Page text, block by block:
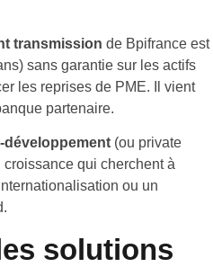
transmission de Bpifrance est
sans garantie sur les actifs
les reprises de PME. Il vient
partenaire.
développement (ou private
croissance qui cherchent à
ou un
solutions